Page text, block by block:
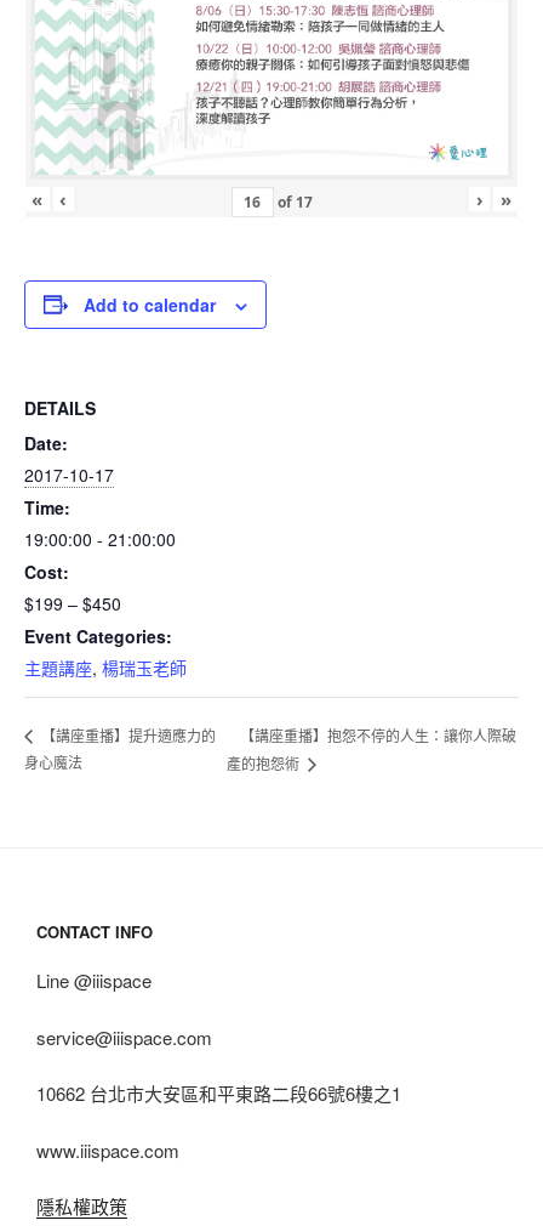
« ‹ of 17 › »
Add to calendar
DETAILS
Date:
2017-10-17
Time:
19:00:00 - 21:00:00
Cost:
$199 – $450
Event Categories:
主題講座, 楊瑞玉老師
【講座重播】提升適應力的
身心魔法
【講座重播】抱怨不停的人生：讓你人際破
產的抱怨術
CONTACT INFO
Line @iiispace
service@iiispace.com
10662 台北市大安區和平東路二段66號6樓之1
www.iiispace.com
隱私權政策